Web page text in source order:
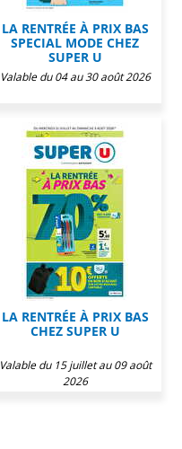
LA RENTRÉE À PRIX BAS
SPECIAL MODE CHEZ
SUPER U
Valable du 04 au 30 août 2026
LA RENTRÉE À PRIX BAS
CHEZ SUPER U
Valable du 15 juillet au 09 août
2026